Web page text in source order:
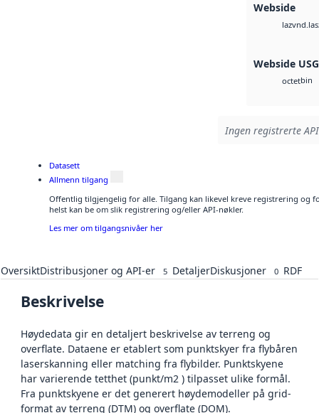
Webside
laz
Webside
octetbin
Ingen registrerte
Datasett
Allmenn tilgang
Offentlig tilgjengelig for alle. Tilgang kan likevel kreve registrering og
helst kan be om slik registrering og/eller API-nøkler.
Les mer om tilgangsnivåer her
OversiktDistribusjoner og API-er 5 DetaljerDiskusjoner 0 RDF
Beskrivelse
Høydedata gir en detaljert beskrivelse av terreng og
overflate. Dataene er etablert som punktskyer fra flybåren
laserskanning eller matching fra flybilder. Punktskyene
har varierende tetthet (punkt/m2 ) tilpasset ulike formål.
Fra punktskyene er det generert høydemodeller på grid-
format av terreng (DTM) og overflate (DOM).